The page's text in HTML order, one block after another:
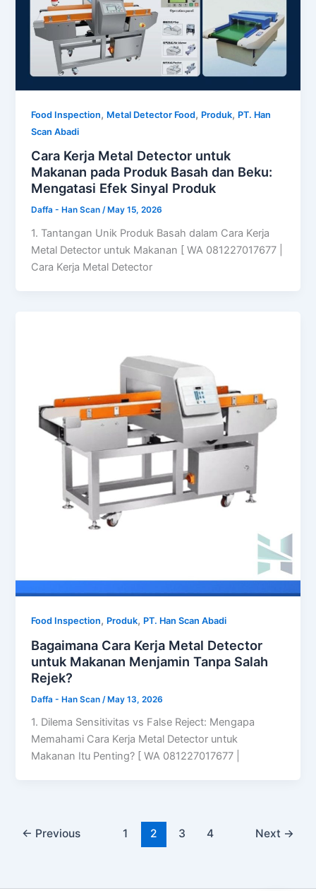
Food Inspection, Metal Detector Food, Produk, PT. Han
Scan Abadi
Cara Kerja Metal Detector untuk
Makanan pada Produk Basah dan Beku:
Mengatasi Efek Sinyal Produk
Daffa - Han Scan/ May 15, 2026
1. Tantangan Unik Produk Basah dalam Cara Kerja
Metal Detector untuk Makanan [ WA 081227017677 |
Cara Kerja Metal Detector
Food Inspection, Produk, PT. Han Scan Abadi
Bagaimana Cara Kerja Metal Detector
untuk Makanan Menjamin Tanpa Salah
Rejek?
Daffa - Han Scan /May 13, 2026
1. Dilema Sensitivitas vs False Reject: Mengapa
Memahami Cara Kerja Metal Detector untuk
Makanan Itu Penting? [ WA 081227017677 |
← Previous 1 2 3 4 Next →